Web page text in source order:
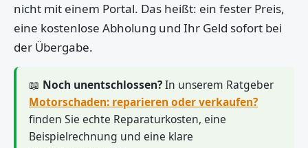
nicht mit einem Portal. Das heißt: ein fester Preis,
eine kostenlose Abholung und Ihr Geld sofort bei
der Übergabe.
📖 Noch unentschlossen?In unserem Ratgeber
Motorschaden: reparieren oder verkaufen?
finden Sie echte Reparaturkosten, eine
Beispielrechnung und eine klare